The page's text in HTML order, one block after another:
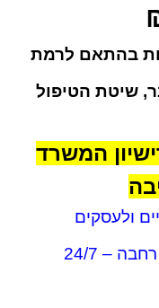
בהתאם לרמת
שיטת הטיפול
המשרד
ולעסקים
– 24/7